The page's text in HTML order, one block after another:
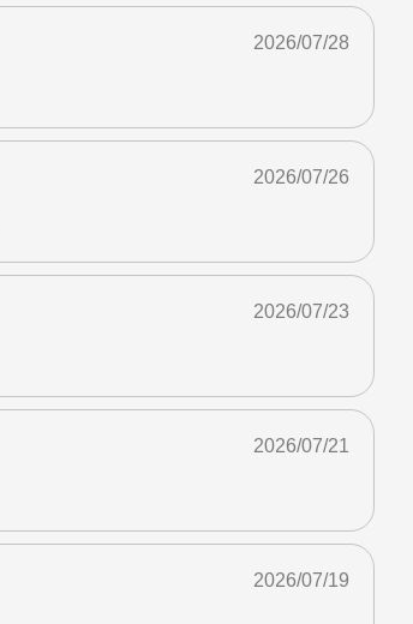
2026/07/28
2026/07/26
2026/07/23
2026/07/21
2026/07/19